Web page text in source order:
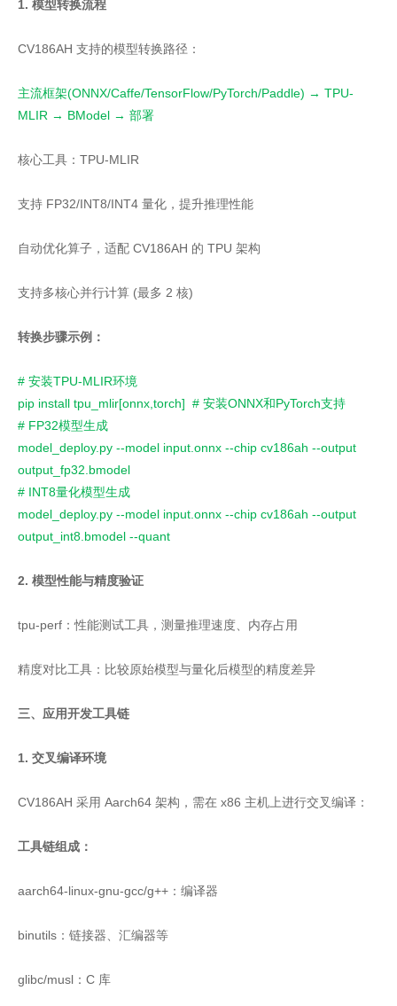
1. 模型转换流程
CV186AH 支持的模型转换路径：
主流框架(ONNX/Caffe/TensorFlow/PyTorch/Paddle) → TPU-
MLIR → BModel → 部署
核心工具：TPU-MLIR
支持 FP32/INT8/INT4 量化，提升推理性能
自动优化算子，适配 CV186AH 的 TPU 架构
支持多核心并行计算 (最多 2 核)
转换步骤示例：
# 安装TPU-MLIR环境
pip install tpu_mlir[onnx,torch]  # 安装ONNX和PyTorch支持
# FP32模型生成
model_deploy.py --model input.onnx --chip cv186ah --output
output_fp32.bmodel
# INT8量化模型生成
model_deploy.py --model input.onnx --chip cv186ah --output
output_int8.bmodel --quant
2. 模型性能与精度验证
tpu-perf：性能测试工具，测量推理速度、内存占用
精度对比工具：比较原始模型与量化后模型的精度差异
三、应用开发工具链
1. 交叉编译环境
CV186AH 采用 Aarch64 架构，需在 x86 主机上进行交叉编译：
工具链组成：
aarch64-linux-gnu-gcc/g++：编译器
binutils：链接器、汇编器等
glibc/musl：C 库